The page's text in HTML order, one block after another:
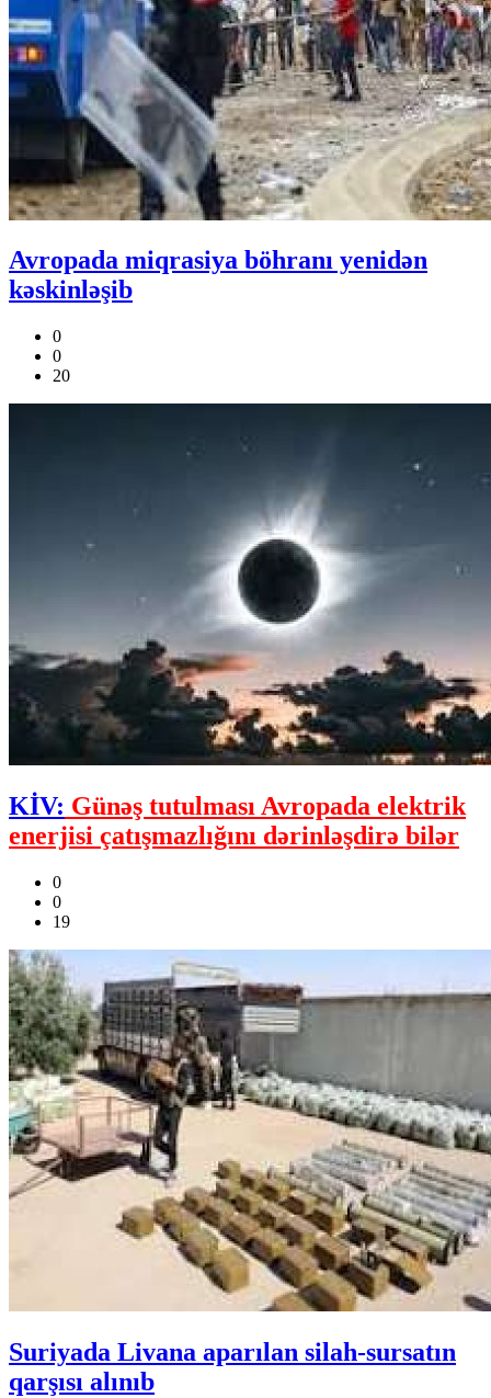
Avropada miqrasiya böhranı yenidən
kəskinləşib
0
0
20
KİV: Günəş tutulması Avropada elektrik
enerjisi çatışmazlığını dərinləşdirə bilər
0
0
19
Suriyada Livana aparılan silah-sursatın
qarşısı alınıb